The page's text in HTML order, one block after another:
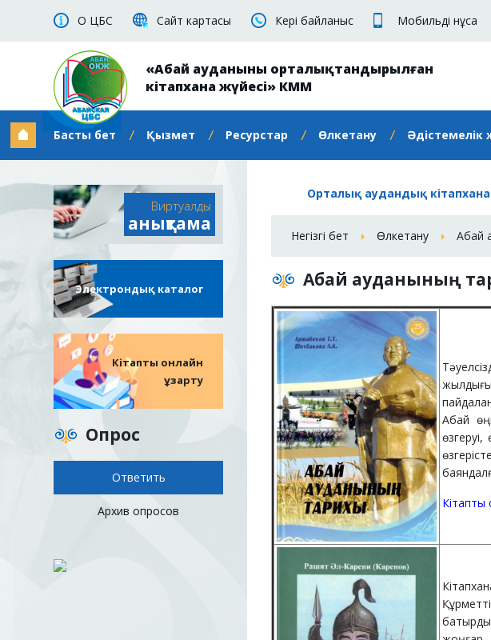
О ЦБС Сайт картасы Кері байланыс Мобильді нұсқа
«Абай ауданының орталықтандырылған
кітапхана жүйесі» КММ
Басты бет Қызмет Ресурстар Өлкетану
Виртуалды
анықтама
Электрондық каталог
Кітапты онлайн
ұзарту
Опрос
Архив опросов
Орталық аудандық кітапхана
Негізгі бет Өлкетану Абай
Абай ауданының
Абай
өзгеруі,
Кітапты